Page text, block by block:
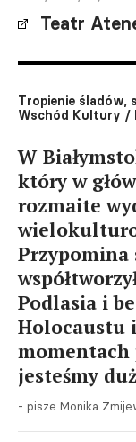
Teatr
Tropienie śladów,
Wschód Kultury /
W
który w
rozmaite
Przypomina
Podlasia i
Holocaustu
jesteśmy
- pisze Monika